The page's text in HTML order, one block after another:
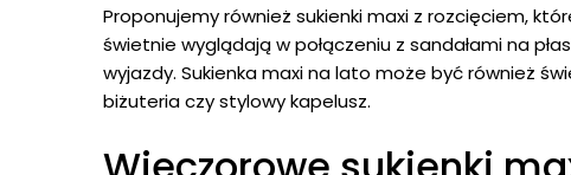
Proponujemy również sukienki maxi z rozcięciem,
świetnie wyglądają w połączeniu z sandałami na
wyjazdy. Sukienka maxi na lato może być również
biżuteria czy stylowy kapelusz.